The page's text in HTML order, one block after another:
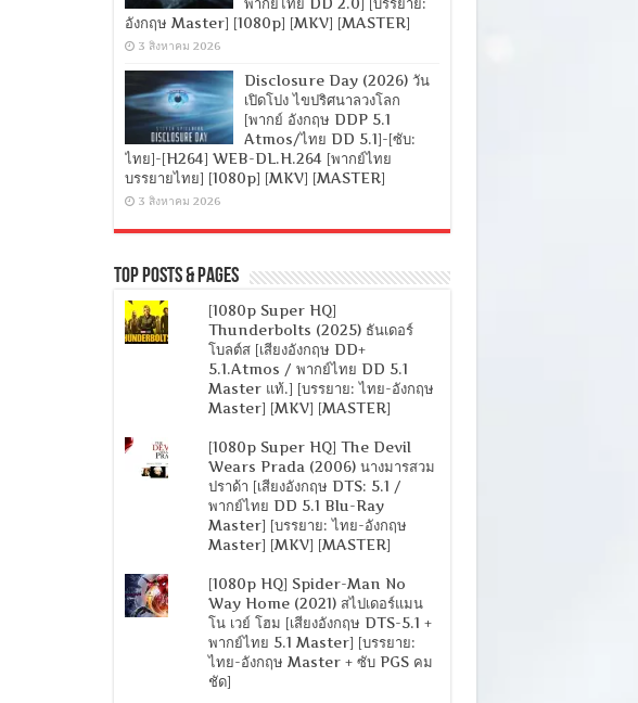
อังกฤษ Master] [1080p] [MKV] [MASTER]
3 สิงหาคม 2026
Disclosure Day (2026) วัน
เปิดโปง ไขปริศนาลวงโลก
[พากย์ อังกฤษ DDP 5.1
Atmos/ไทย DD 5.1]-[ซับ:
ไทย]-[H264] WEB-DL.H.264 [พากย์ไทย
บรรยายไทย] [1080p] [MKV] [MASTER]
3 สิงหาคม 2026
Top Posts & Pages
[1080p Super HQ]
Thunderbolts (2025) ธันเดอร์
โบลต์ส [เสียงอังกฤษ DD+
5.1.Atmos / พากย์ไทย DD 5.1
Master แท้.] [บรรยาย: ไทย-อังกฤษ
Master] [MKV] [MASTER]
[1080p Super HQ] The Devil
Wears Prada (2006) นางมารสวม
ปราด้า [เสียงอังกฤษ DTS: 5.1 /
พากย์ไทย DD 5.1 Blu-Ray
Master] [บรรยาย: ไทย-อังกฤษ
Master] [MKV] [MASTER]
[1080p HQ] Spider-Man No
Way Home (2021) สไปเดอร์แมน
โน เวย์ โฮม [เสียงอังกฤษ DTS-5.1 +
พากย์ไทย 5.1 Master] [บรรยาย:
ไทย-อังกฤษ Master + ซับ PGS คม
ชัด]